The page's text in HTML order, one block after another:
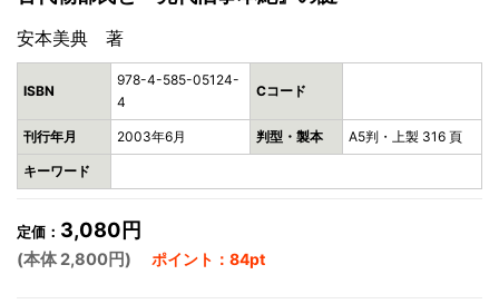
安本美典 著
ISBN
978-4-585-05124-
4
Cコード
刊行年月 2003年6月 判型・製本 A5判・上製 316 頁
キーワード
定価： 3,080円
(本体 2,800円) ポイント：84pt